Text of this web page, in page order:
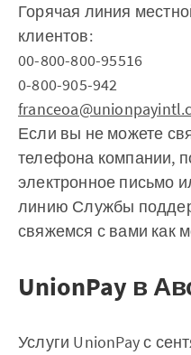
Горячая линия
клиентов:
00-800-800-95516
0-800-905-942
Если вы не можете
телефона компании,
электронное письмо
линию Службы
свяжемся с вами как
UnionPay в
Услуги UnionPay с